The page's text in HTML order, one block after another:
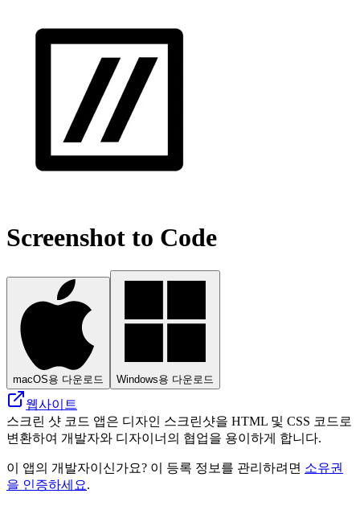
Screenshot to Code
macOS용 다운로드 Windows용 다운로드
웹사이트
스크린 샷 코드 앱은 디자인 스크린샷을 HTML 및 CSS 코드로
변환하여 개발자와 디자이너의 협업을 용이하게 합니다.
이 앱의 개발자이신가요? 이 등록 정보를 관리하려면 소유권
을 인증하세요.